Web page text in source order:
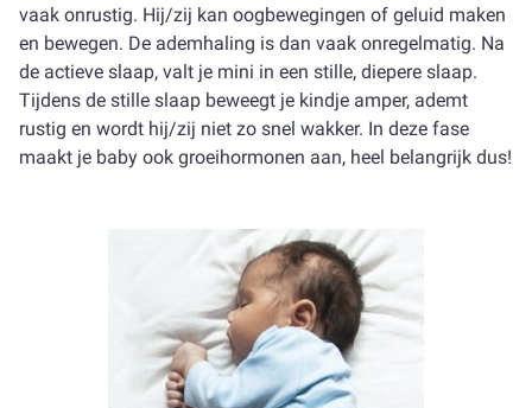
vaak onrustig. Hij/zij kan oogbewegingen of geluid maken
en bewegen. De ademhaling is dan vaak onregelmatig. Na
de actieve slaap, valt je mini in een stille, diepere slaap.
Tijdens de stille slaap beweegt je kindje amper, ademt
rustig en wordt hij/zij niet zo snel wakker. In deze fase
maakt je baby ook groeihormonen aan, heel belangrijk dus!